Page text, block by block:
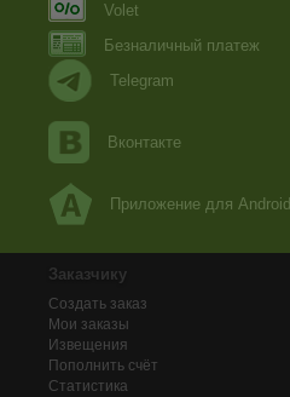
Volet
Безналичный платеж
Telegram
Вконтакте
Приложение для Android
Заказчику
Создать заказ
Мои заказы
Извещения
Пополнить счёт
Статистика